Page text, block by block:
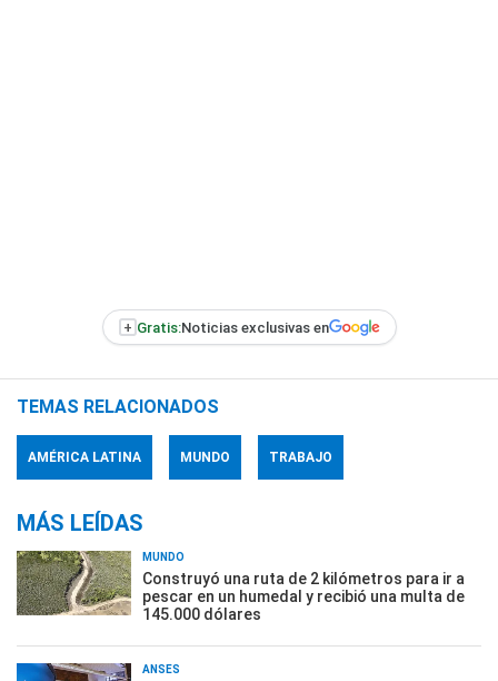
+ Gratis:Noticias exclusivas en
TEMAS RELACIONADOS
AMÉRICA LATINA MUNDO TRABAJO
MÁS LEÍDAS
MUNDO
Construyó una ruta de 2 kilómetros para ir a
pescar en un humedal y recibió una multa de
145.000 dólares
ANSES